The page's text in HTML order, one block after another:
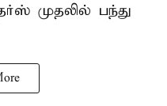
முதலில் பந்து